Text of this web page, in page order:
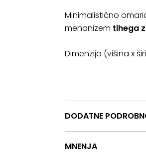
Minimalistično
mehanizem tihega
Dimenzija (višina x
DODATNE
MNENJA